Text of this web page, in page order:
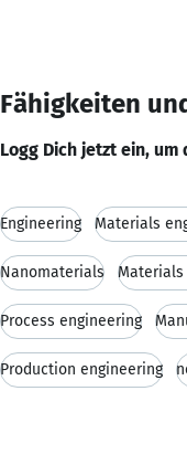
Fähigkeiten
Logg Dich jetzt ein,
Engineering Materials
Nanomaterials
Process engineering
Production engineering